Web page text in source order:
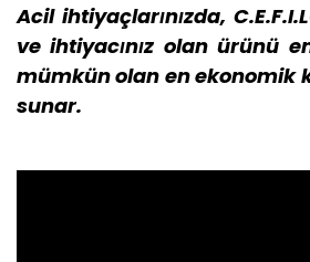
Acil ihtiyaçlarınızda,
ve ihtiyacınız olan ürünü
mümkün olan en ekonomik
sunar.